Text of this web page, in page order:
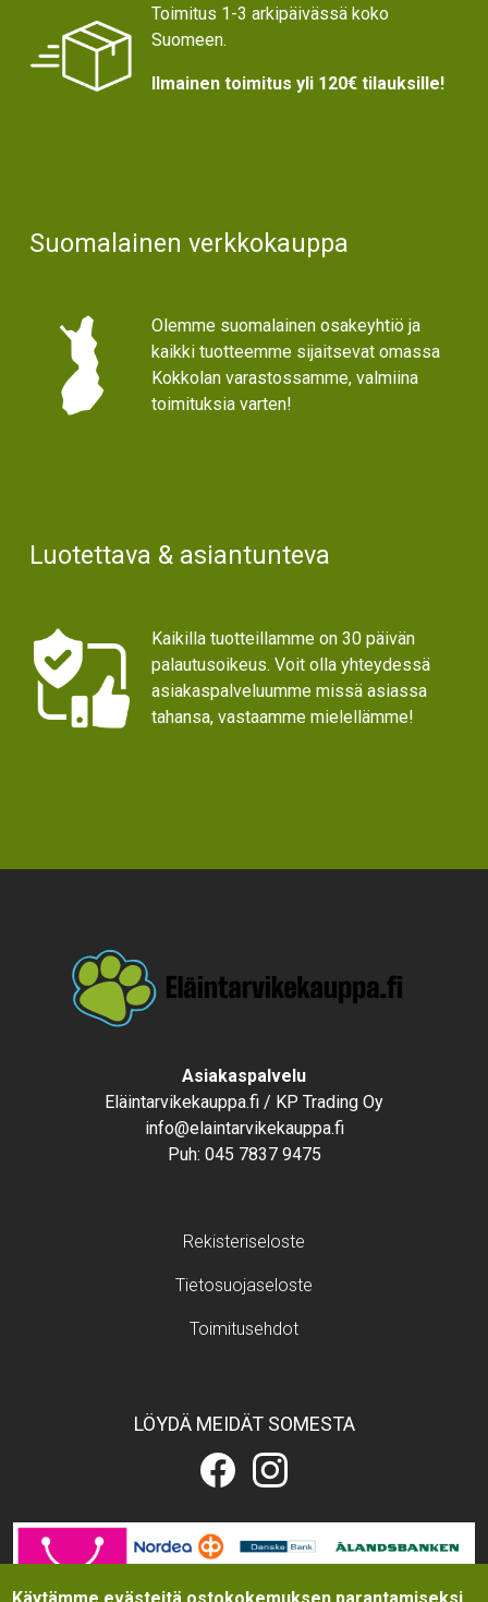
Toimitus 1-3 arkipäivässä koko
Suomeen.
Ilmainen toimitus yli 120€ tilauksille!
Suomalainen verkkokauppa
Olemme suomalainen osakeyhtiö ja
kaikki tuotteemme sijaitsevat omassa
Kokkolan varastossamme, valmiina
toimituksia varten!
Luotettava & asiantunteva
Kaikilla tuotteillamme on 30 päivän
palautusoikeus. Voit olla yhteydessä
asiakaspalveluumme missä asiassa
tahansa, vastaamme mielellämme!
Asiakaspalvelu
Eläintarvikekauppa.fi / KP Trading Oy
info@elaintarvikekauppa.fi
Puh: 045 7837 9475
Rekisteriseloste
Tietosuojaseloste
Toimitusehdot
LÖYDÄ MEIDÄT SOMESTA
Eläintarvikekauppa.fi
Facebookissa
Eläintarvikekauppa.fi
Instagramissa
Image